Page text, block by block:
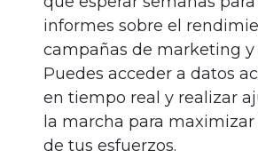
informes sobre el
campañas de marketing y
Puedes acceder a datos
en tiempo real y realizar
la marcha para maximizar
de tus esfuerzos.